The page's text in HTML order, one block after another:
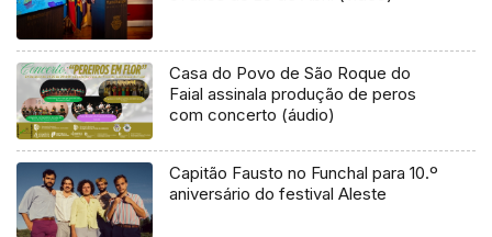
Casa do Povo de São Roque do
Faial assinala produção de peros
com concerto (áudio)
Capitão Fausto no Funchal para 10.º
aniversário do festival Aleste